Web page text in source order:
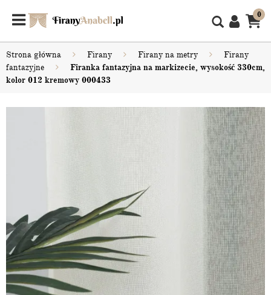
0
Strona główna Firany Firany na metry
Firany
fantazyjne
Firanka fantazyjna na markizecie, wysokość 330cm,
kolor 012 kremowy 000433